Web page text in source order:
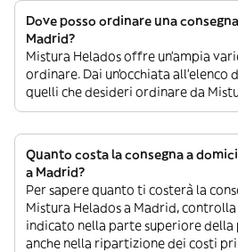
Dove posso ordinare una
Madrid?
Mistura Helados offre un’ampia
ordinare. Dai un’occhiata
quelli che desideri ordinare da
Quanto costa la consegna a
a Madrid?
Per sapere quanto ti costerà la
Mistura Helados a Madrid,
indicato nella parte superiore della
anche nella ripartizione dei costi